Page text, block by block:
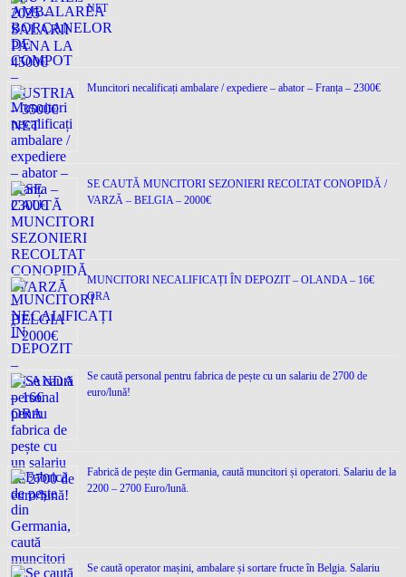
NET
Muncitori necalificați ambalare / expediere – abator – Franța – 2300€
SE CAUTĂ MUNCITORI SEZONIERI RECOLTAT CONOPIDĂ /
VARZĂ – BELGIA – 2000€
MUNCITORI NECALIFICAȚI ÎN DEPOZIT – OLANDA – 16€
ORA
Se caută personal pentru fabrica de pește cu un salariu de 2700 de
euro/lună!
Fabrică de pește din Germania, caută muncitori și operatori. Salariu de la
2200 – 2700 Euro/lună.
Se caută operator mașini, ambalare și sortare fructe în Belgia. Salariu